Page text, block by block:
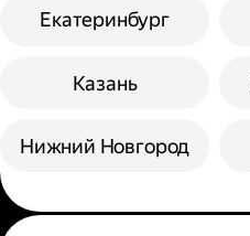
Екатеринбург
Казань
Нижний Новгород